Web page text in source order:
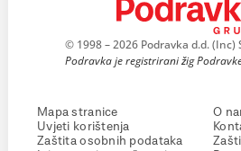
© 1998 – 2026 Podravka d.d. (Inc)
Podravka je registrirani žig
Mapa stranice
Uvjeti korištenja
Zaštita osobnih podataka
O